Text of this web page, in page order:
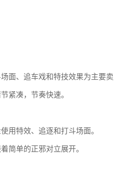
面、追车戏和特技效果为主要
紧凑，节奏快速。
用特效、追逐和打斗场面。
简单的正邪对立展开。